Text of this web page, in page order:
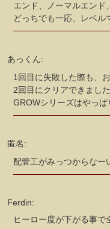
エンド、ノーマルエンド
どっちでも一応、レベル
あっくん:
1回目に失敗した際も、
2回目にクリアできました
GROWシリーズはやっぱ
匿名:
配管工がみっつからなー
Ferdin:
ヒーロー度が下がる事で